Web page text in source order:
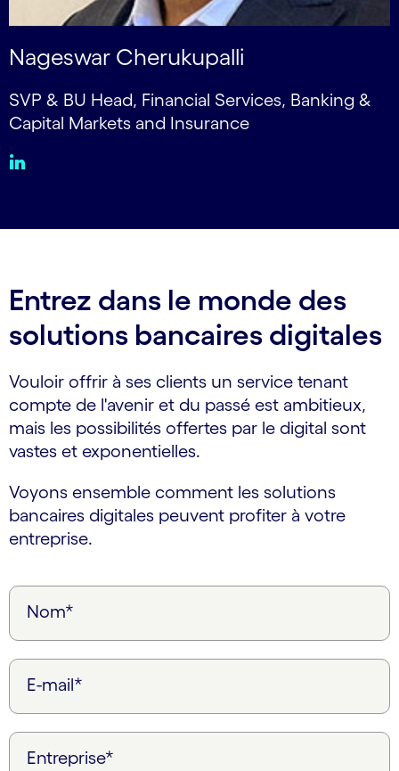
Nageswar Cherukupalli
SVP & BU Head, Financial Services, Banking &
Capital Markets and Insurance
Entrez dans le monde des
solutions bancaires digitales
Vouloir offrir à ses clients un service tenant
compte de l'avenir et du passé est ambitieux,
mais les possibilités offertes par le digital sont
vastes et exponentielles.
Voyons ensemble comment les solutions
bancaires digitales peuvent profiter à votre
entreprise.
Nom*
E-mail*
Entreprise*